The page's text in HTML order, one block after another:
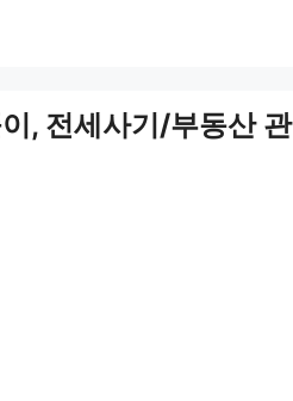
, 전세사기/부동산 관